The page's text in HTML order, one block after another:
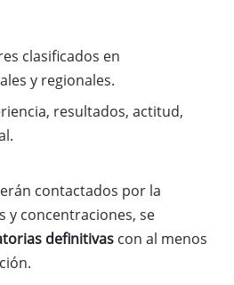
clasificados en
y regionales.
resultados, actitud,
contactados por la
y concentraciones, se
definitivas con al menos